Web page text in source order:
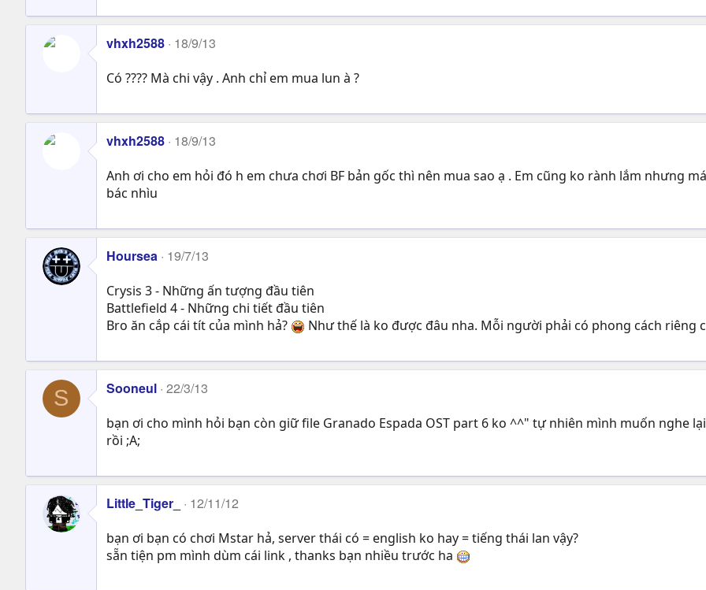
vhxh2588 18/9/13
Có ???? Mà chi vậy . Anh chỉ em mua lun à ?
vhxh2588 18/9/13
Anh ơi cho em hỏi đó h em chưa chơi BF bản gốc thì nên mua sao ạ . Em cũng ko rành lắm nhưng
bác nhìu
Hoursea 19/7/13
Crysis 3 - Những ấn tượng đầu tiên
Battlefield 4 - Những chi tiết đầu tiên
Bro ăn cắp cái tít của mình hả?
Như thế là ko được đâu nha. Mỗi người phải có phong cách riêng
S Sooneul 22/3/13
bạn ơi cho mình hỏi bạn còn giữ file Granado Espada OST part 6 ko ^^" tự nhiên mình muốn nghe
rồi ;A;
Little_Tiger_ 12/11/12
bạn ơi bạn có chơi Mstar hả, server thái có = english ko hay = tiếng thái lan vậy?
sẵn tiện pm mình dùm cái link , thanks bạn nhiều trước ha